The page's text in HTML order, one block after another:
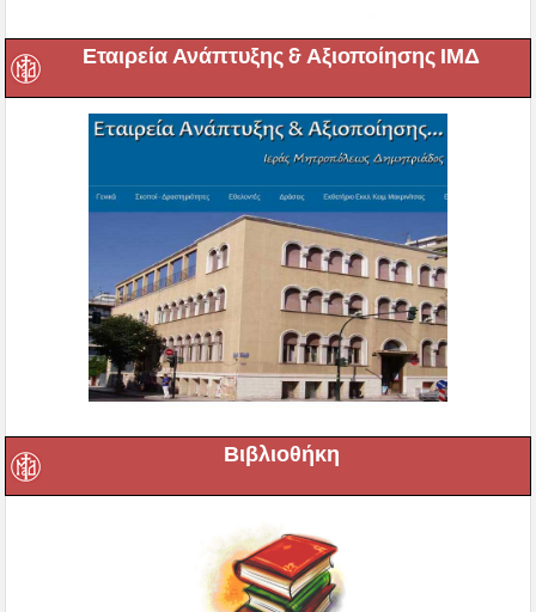
Εταιρεία Ανάπτυξης & Αξιοποίησης ΙΜΔ
Βιβλιοθήκη